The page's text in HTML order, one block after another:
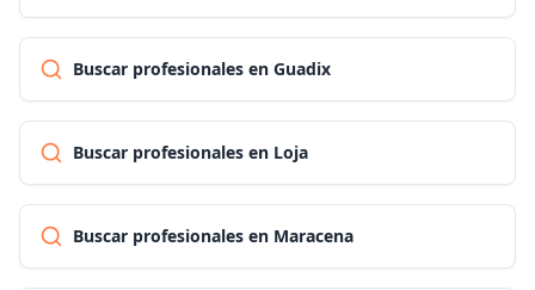
Buscar profesionales en Guadix
Buscar profesionales en Loja
Buscar profesionales en Maracena